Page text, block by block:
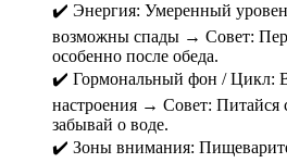
✔️ Энергия: Умеренный
возможны спады → Совет:
особенно после обеда.
✔️ Гормональный фон / Цикл:
настроения → Совет: Питайся
забывай о воде.
✔️ Зоны внимания: